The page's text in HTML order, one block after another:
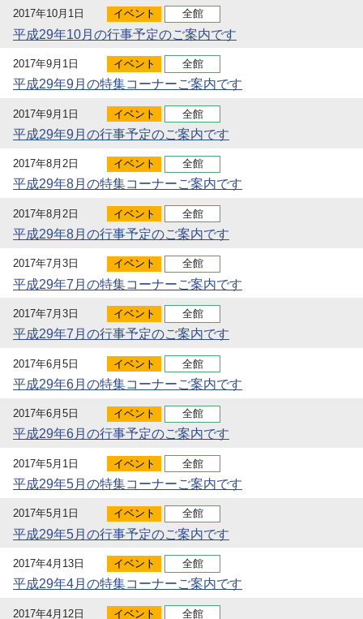
2017年10月1日 イベント 全館
平成29年10月の行事予定のご案内です
2017年9月1日 イベント 全館
平成29年9月の特集コーナーご案内です
2017年9月1日 イベント 全館
平成29年9月の行事予定のご案内です
2017年8月2日 イベント 全館
平成29年8月の特集コーナーご案内です
2017年8月2日 イベント 全館
平成29年8月の行事予定のご案内です
2017年7月3日 イベント 全館
平成29年7月の特集コーナーご案内です
2017年7月3日 イベント 全館
平成29年7月の行事予定のご案内です
2017年6月5日 イベント 全館
平成29年6月の特集コーナーご案内です
2017年6月5日 イベント 全館
平成29年6月の行事予定のご案内です
2017年5月1日 イベント 全館
平成29年5月の特集コーナーご案内です
2017年5月1日 イベント 全館
平成29年5月の行事予定のご案内です
2017年4月13日 イベント 全館
平成29年4月の特集コーナーご案内です
2017年4月12日 イベント 全館